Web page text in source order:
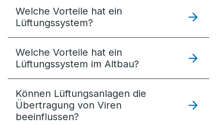
Welche Vorteile hat ein
Lüftungssystem?
Welche Vorteile hat ein
Lüftungssystem im Altbau?
Können Lüftungsanlagen die
Übertragung von Viren
beeinflussen?